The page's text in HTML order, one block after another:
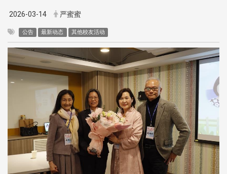
2026-03-14 严蜜蜜
公告 最新动态 其他校友活动